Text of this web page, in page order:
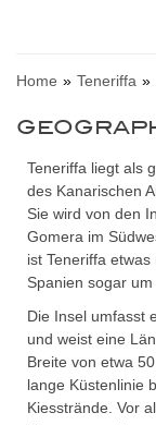
Home Teneriffa
Teneriffa liegt als
des Kanarischen
Sie wird von den
Gomera im
ist Teneriffa
Spanien sogar
Die Insel umfasst
und weist eine
Breite von etwa
lange Küstenlinie
Kiesstrände. Vor